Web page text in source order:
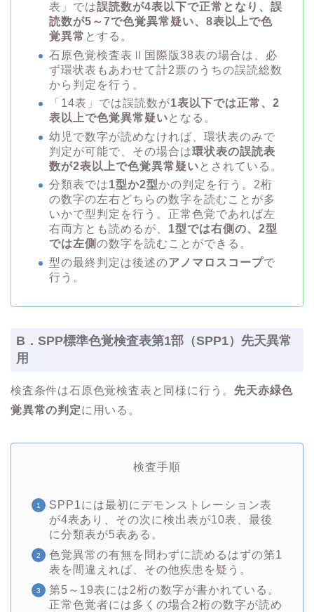
表」では誤読数が4表以下で正常となり、誤
読数が5～7で色覚異常疑い、8表以上で色
覚異常 とする。
石原色覚検査表Ⅱ国際版38表の場合は、必
ず環状表もあわせて計2票のうちの誤読総数
から判定を行う。
「14表」では誤読数が1表以下では正常、2
表以上で色覚異常疑い となる。
幼児で数字が読めなければ、環状表のみで
判定が可能で、その場合は環状表の誤読表
数が2表以上で色覚異常疑い とされている。
分類表では1型か2型かの判定を行う。2桁
の数字の左右どちらの数字を読むことが多
いかで型判定を行う。正常色覚であれば左
右両方とも読めるが、 1型では右側の、2型
では左側 の数字を読むことができる。
型の最終判定は後述のアノマロスコープで
行う。
B．SPP標準色覚検査表第1部（SPP1）先天異常
用
検査条件は石原色覚検査表と同様に行う。 先天赤緑色
覚異常の判定に用いる。
検査手順
SPP1には最初にデモンストレーション表
が4表あり、その次に検出表が10表、最後
に分類表が5表ある。
色覚異常の有無を問わずに読めるはずの第1
表を間違えれば、その他疾患を疑う。
第5～19表には2桁の数字が書かれている。
正常色覚者には多くの場合2桁の数字が読め